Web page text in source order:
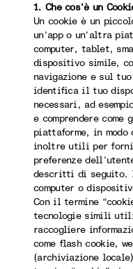
1. Che cos’è un
Un cookie è un
un’app o un’altra
computer, tablet,
dispositivo simile,
navigazione e sul
identifica il tuo
necessari, ad
e comprendere
piattaforme, in
inoltre utili per
preferenze
descritti di seguito. I
computer o
Con il termine
tecnologie simili
raccogliere
come flash cookie,
(archiviazione